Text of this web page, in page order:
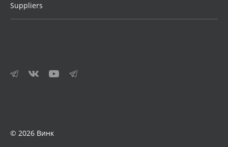
Suppliers
© 2026 Винк